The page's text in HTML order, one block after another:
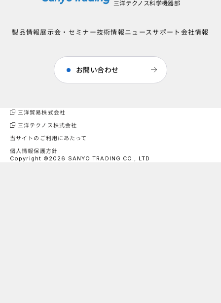
三洋テクノス科学機器部
製品情報展示会・セミナー技術情報ニュースサポート 会社情報
お問い合わせ
三洋貿易株式会社
三洋テクノス株式会社
当サイトのご利用にあたって
個人情報保護方針
Copyright ©2026 SANYO TRADING CO., LTD